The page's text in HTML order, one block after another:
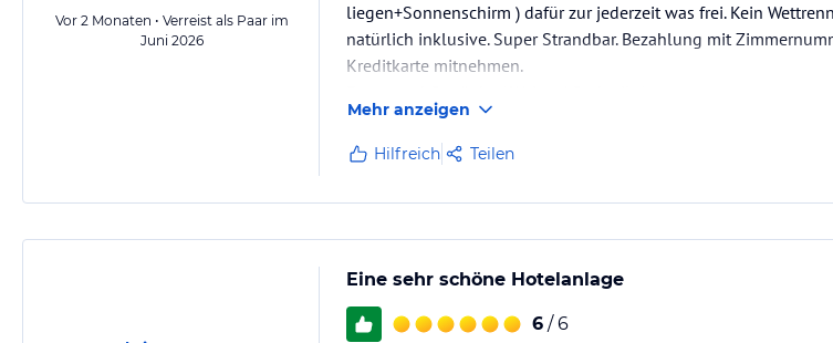
Vor 2 Monaten • Verreist als Paar im
Juni 2026
liegen+Sonnenschirm ) dafür zur jederzeit was frei. Kein
natürlich inklusive. Super Strandbar. Bezahlung mit
Kreditkarte mitnehmen.
Die Aussicht am Strand ist einfach ein Traum.
Hier kann man die Seele baumeln lassen.
Mehr anzeigen
Hilfreich Teilen
Eine sehr schöne Hotelanlage
6 / 6